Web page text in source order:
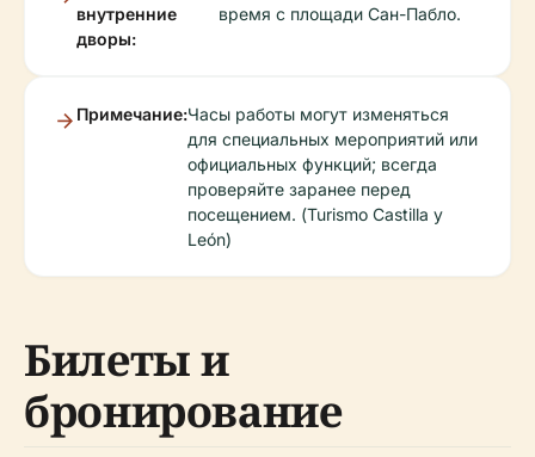
внутренние
дворы:
время с площади Сан-Пабло.
Примечание:Часы работы могут изменяться
для специальных мероприятий или
официальных функций; всегда
проверяйте заранее перед
посещением. (Turismo Castilla y
León)
Билеты и
бронирование